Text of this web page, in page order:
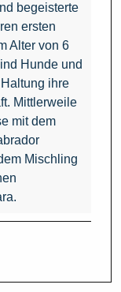
begeisterte
ersten
Alter von 6
Hunde und
ihre
Mittlerweile
mit dem
Mischling